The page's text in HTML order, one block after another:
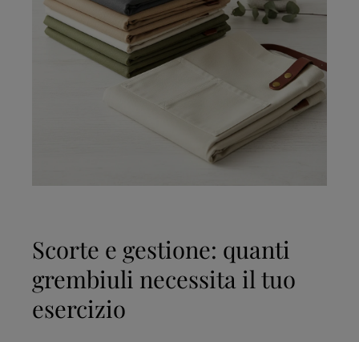
Scorte e gestione: quanti
grembiuli necessita il tuo
esercizio